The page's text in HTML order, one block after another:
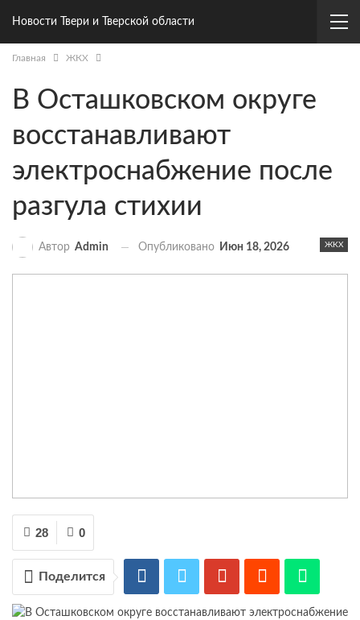
Новости Твери и Тверской области
Главная ЖКХ
В Осташковском округе
восстанавливают
электроснабжение после
разгула стихии
ЖКХ
Автор Admin Опубликовано Июн 18, 2026
0
28
Поделится